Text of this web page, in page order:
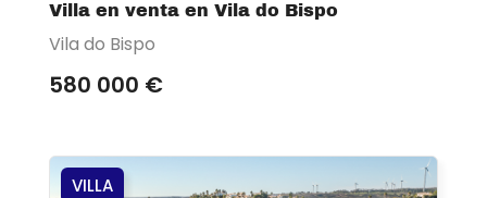
Villa en venta en Vila do Bispo
Vila do Bispo
580 000 €
VILLA